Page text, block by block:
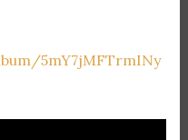
5mY7jMFTrmINy